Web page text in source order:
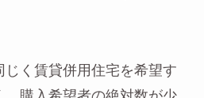
じく賃貸併用住宅を希望す